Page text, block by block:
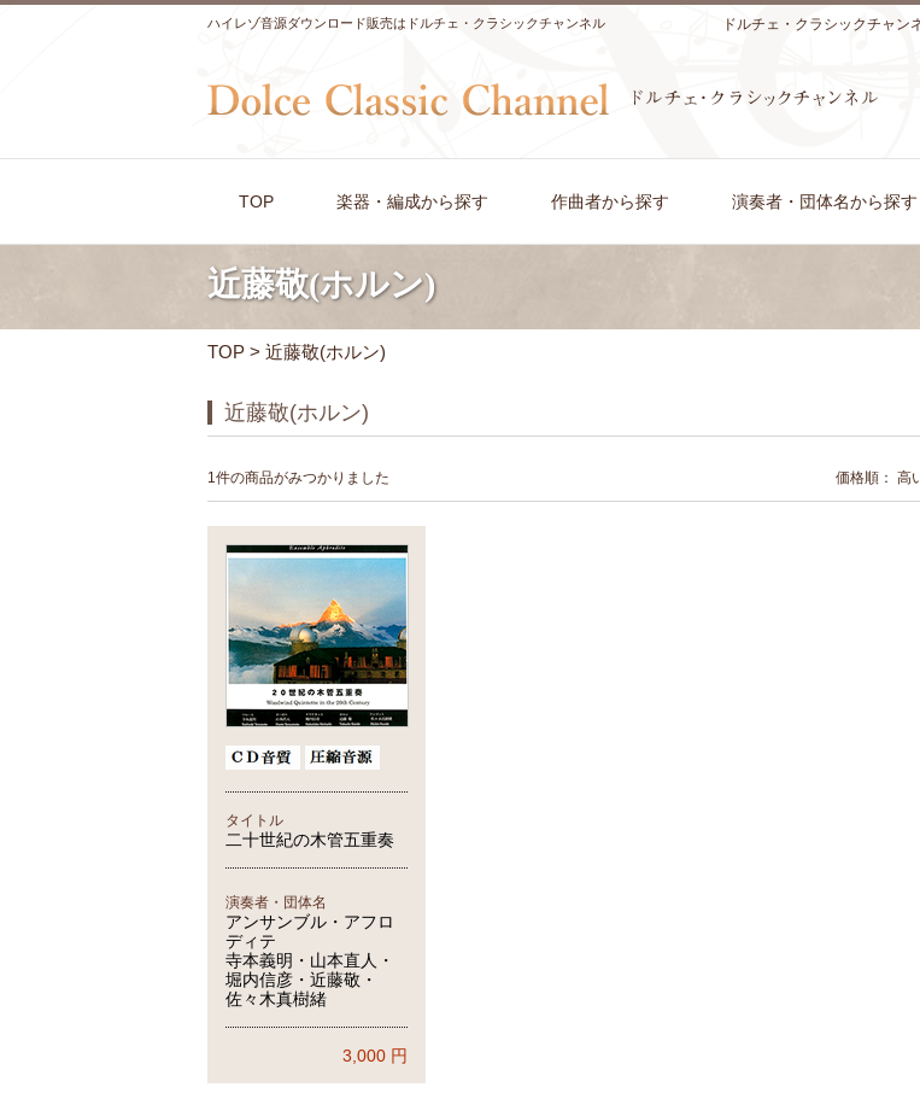
ハイレゾ音源ダウンロード販売はドルチェ・クラシックチャンネル ドルチェ・クラシックチャン
TOP 楽器・編成から探す 作曲者から探す 演奏者・団体名から探す
近藤敬(ホルン)
TOP > 近藤敬(ホルン)
近藤敬(ホルン)
1件の商品がみつかりました 価格順： 高
タイトル
二十世紀の木管五重奏
演奏者・団体名
アンサンブル・アフロ
ディテ
寺本義明・山本直人・
堀内信彦・近藤敬・
佐々木真樹緒
3,000 円